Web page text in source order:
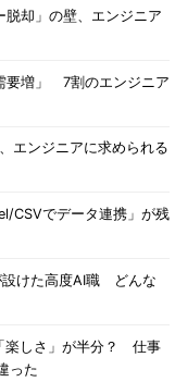
却」の壁、エンジニア
要増」 7割のエンジニア
エンジニアに求められる
CSVでデータ連携」が残
けた高度AI職 どんな
楽しさ」が半分？ 仕事
った